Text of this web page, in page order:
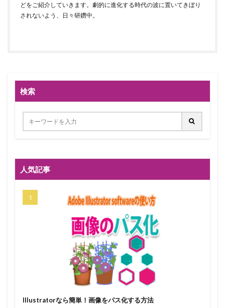
どをご紹介していきます。劇的に進化する時代の波に置いてきぼり
されないよう、日々研鑽中。
検索
人気記事
Illustratorなら簡単！画像をパス化する方法